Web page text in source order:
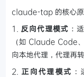
claude-tap 的核心原
1. 反向代理模式 ：
（如 Claude Code
向本地代理，代理再
2.正向代理模式